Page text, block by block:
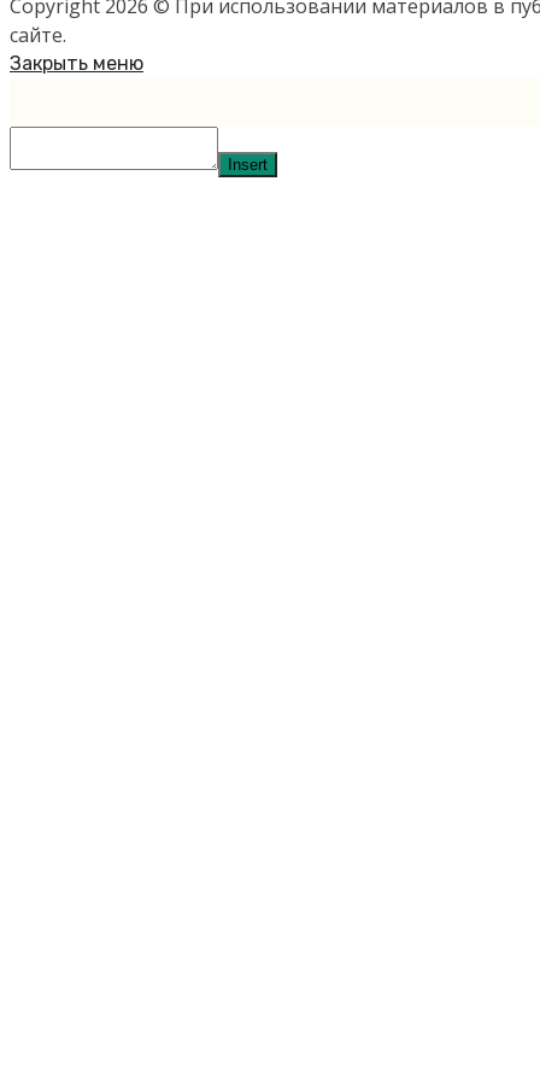
Copyright 2026 © При использовании материалов в
сайте.
Закрыть меню
Insert